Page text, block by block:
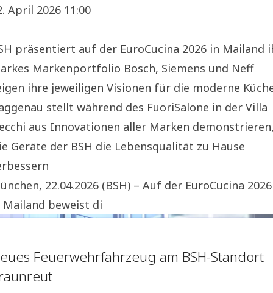
April 2026 11:00
präsentiert auf der EuroCucina 2026 in Mailand
Markenportfolio Bosch, Siemens und Neff
ihre jeweiligen Visionen für die moderne
stellt während des FuoriSalone in der Villa
aus Innovationen aller Marken
Geräte der BSH die Lebensqualität zu Hause
22.04.2026 (BSH) – Auf der EuroCucina 2026
Mailand beweist di
Feuerwehrfahrzeug am BSH-Standort